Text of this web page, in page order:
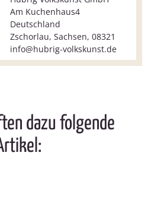
Am Kuchenhaus4
Deutschland
Zschorlau, Sachsen, 08321
info@hubrig-volkskunst.de
dazu folgende